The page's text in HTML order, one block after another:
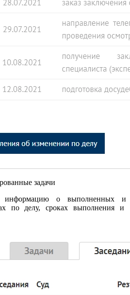
задачи
информацию о выполненных и
по делу, сроках выполнения и